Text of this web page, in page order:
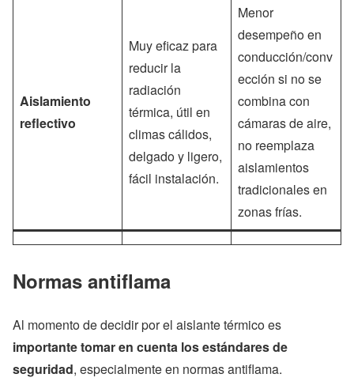
Aislamiento
reflectivo
Muy eficaz para
reducir la
radiación
térmica, útil en
climas cálidos,
delgado y ligero,
fácil instalación.
Menor
desempeño en
conducción/conv
ección si no se
combina con
cámaras de aire,
no reemplaza
aislamientos
tradicionales en
zonas frías.
Normas antiflama
Al momento de decidir por el aislante térmico es
importante tomar en cuenta los estándares de
seguridad, especialmente en normas antiflama.